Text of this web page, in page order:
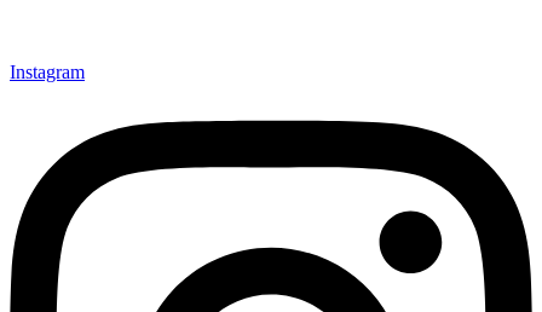
Instagram